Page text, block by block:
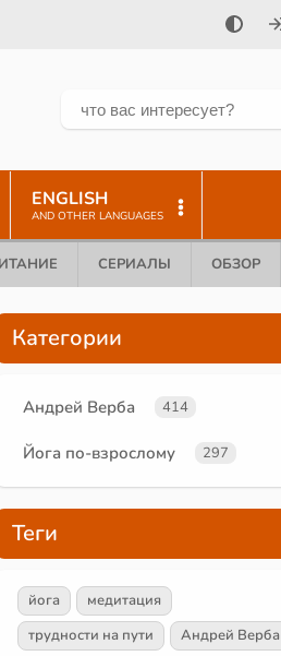
ENGLISH
AND OTHER LANGUAGES
СЕРИАЛЫ ОБЗОР
Категории
Андрей Верба 414
Йога по-взрослому 297
Теги
йога
медитация
трудности на пути
Андрей Верба